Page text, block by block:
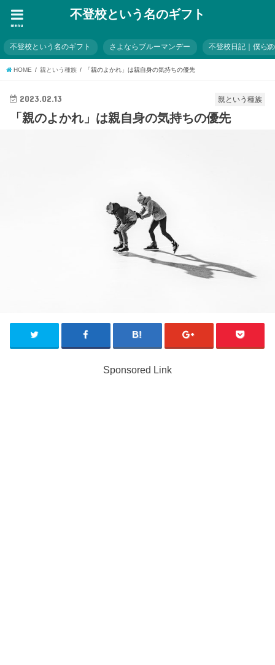
不登校という名のギフト
menu
不登校という名のギフト さよならブルーマンデー 不登校日記｜僕ら
HOME 親という種族 「親のよかれ」は親自身の気持ちの優先
親という種族
2023.02.13
「親のよかれ」は親自身の気持ちの優先
Sponsored Link